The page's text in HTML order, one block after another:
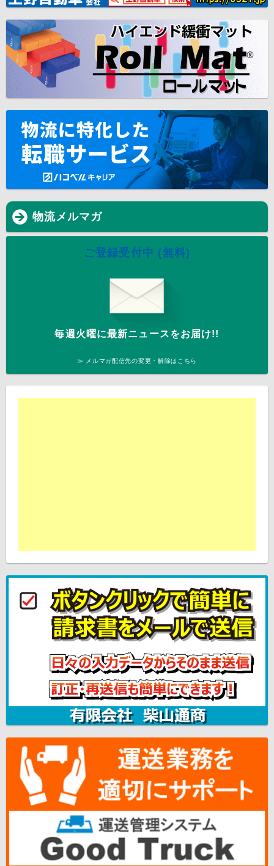
物流メルマガ
ご登録受付中 (無料)
毎週火曜に最新ニュースをお届け!!
≫ メルマガ配信先の変更・解除はこちら